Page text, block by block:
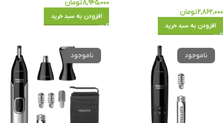
۲,۸۶۲,۰۰۰تومان
افزودن به سبد خرید
۸,۹۴۵,۰۰۰تومان
افزودن به سبد خرید